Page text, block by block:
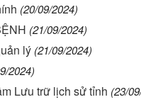
(20/09/2024)
(21/09/2024)
lý (21/09/2024)
2024)
Lưu trữ lịch sử tỉnh (23/